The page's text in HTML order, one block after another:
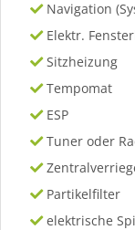
Navigation
Elektr.
Sitzheizung
Tempomat
ESP
Tuner oder
Partikelfilter
elektrische